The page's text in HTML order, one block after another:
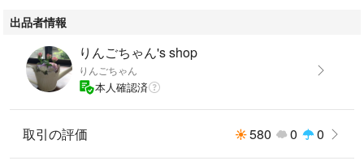
出品者情報
りんごちゃん's shop
りんごちゃん
本人確認済
取引の評価 580 0 0